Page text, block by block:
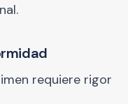
requiere rigor